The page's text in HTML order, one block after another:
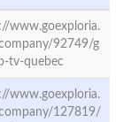
www.goexploria.
92749/g
tv-quebec
www.goexploria.
127819/